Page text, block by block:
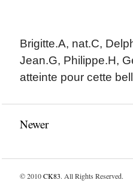
Brigitte.A, nat.C,
Jean.G, Philippe.H,
atteinte pour cette
Newer
© 2010CK83. All Rights Reserved.